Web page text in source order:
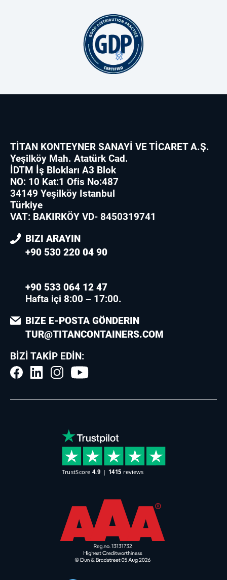
TİTAN KONTEYNER SANAYİ VE TİCARET A.Ş.
Yeşilköy Mah. Atatürk Cad.
İDTM İş Blokları A3 Blok
NO: 10 Kat:1 Ofis No:487
34149 Yeşilköy Istanbul
Türkiye
VAT: BAKIRKÖY VD- 8450319741
BIZI ARAYIN
+90 530 220 04 90
+90 533 064 12 47
Hafta içi 8:00 – 17:00.
BIZE E-POSTA GÖNDERIN
TUR@TITANCONTAINERS.COM
BIZI TAKIP EDIN: